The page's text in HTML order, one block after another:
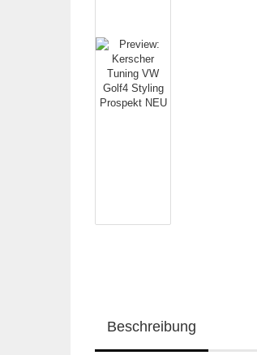
Beschreibung